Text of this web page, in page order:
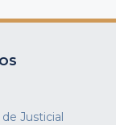
Justicial